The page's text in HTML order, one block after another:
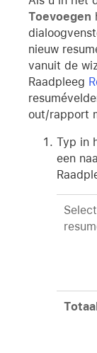
Toevoegen
nieuw
vanuit de
Raadpleeg
out/rapport
Typ in
een